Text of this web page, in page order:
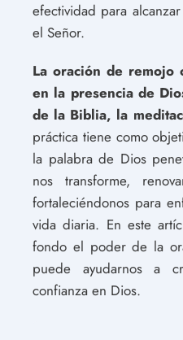
efectividad para
el Señor.
La oración de remojo
en la presencia de
de la Biblia, la
práctica tiene como
la palabra de Dios
nos transforme,
fortaleciéndonos para
vida diaria. En este
fondo el poder de la
puede ayudarnos a
confianza en Dios.